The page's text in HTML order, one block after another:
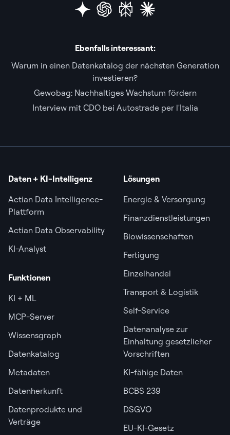
Ebenfalls interessant:
Warum in einen Datenkatalog der nächsten Generation
investieren?
Gewobag: Nachhaltiges Wachstum fördern
Interview mit CDO bei Autostrade per l'Italia
Daten + KI-Intelligenz
Actian Data Intelligence-
Plattform
Actian Data Observability
KI-Analyst
Funktionen
KI + ML
MCP-Server
Wissensgraph
Datenkatalog
Metadaten
Datenherkunft
Datenprodukte und
Verträge
Lösungen
Energie & Versorgung
Finanzdienstleistungen
Biowissenschaften
Fertigung
Einzelhandel
Transport & Logistik
Self-Service
Datenanalyse zur
Einhaltung gesetzlicher
Vorschriften
KI-fähige Daten
BCBS 239
DSGVO
EU-KI-Gesetz